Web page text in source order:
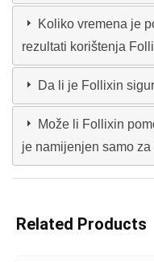
Koliko vremena je
rezultati korištenja
Da li je Follixin
Može li Follixin
je namijenjen samo
Related Products